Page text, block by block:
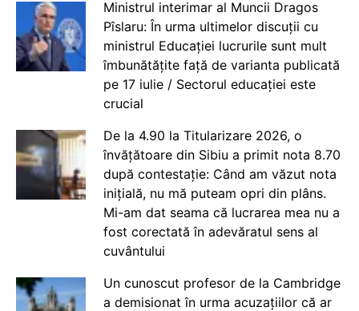
Ministrul interimar al Muncii Dragos
Pîslaru: În urma ultimelor discuții cu
ministrul Educației lucrurile sunt mult
îmbunătățite față de varianta publicată
pe 17 iulie / Sectorul educației este
crucial
De la 4.90 la Titularizare 2026, o
învățătoare din Sibiu a primit nota 8.70
după contestație: Când am văzut nota
inițială, nu mă puteam opri din plâns.
Mi-am dat seama că lucrarea mea nu a
fost corectată în adevăratul sens al
cuvântului
Un cunoscut profesor de la Cambridge
a demisionat în urma acuzațiilor că ar